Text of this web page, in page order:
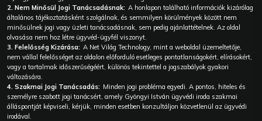
2. Nem Minősül Jogi Tanácsadásnak: A honlapon található információk kizárólag
általános tájékoztatásként szolgálnak, és semmilyen körülmények között nem
minősülnek jogi vagy üzleti tanácsadásnak, sem pedig ajánlattételnek. Az oldal
olvasása nem hoz létre ügyvéd-ügyfél viszonyt.
3. Felelősség Kizárása: A Net Világ Technology, mint a weboldal üzemeltetője,
nem vállal felelősséget az oldalon előforduló esetleges pontatlanságokért, elírásokért,
vagy a tartalmak időszerűségéért, különös tekintettel a jogszabályok gyakori
változására.
4. Szakmai Jogi Tanácsadás: Minden jogi probléma egyedi. A pontos, hiteles és
személyre szabott jogi tanácsért, amely Gyöngyi István ügyvédi iroda szakmai
álláspontját képviseli, kérjük, minden esetben konzultáljon közvetlenül az ügyvédi
irodával.